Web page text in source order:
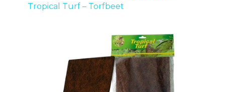
Tropical Turf – Torfbeet